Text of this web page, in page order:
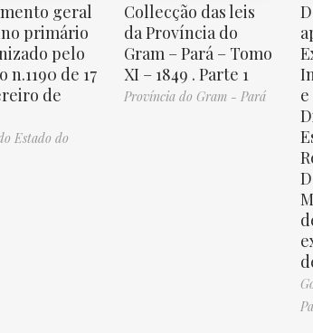
geral
primário
pelo
n.1190 de 17
de
Estado do
Collecção das leis
da Província do
Gram – Pará – Tomo
XI – 1849 . Parte 1
Província do Gram - Pará